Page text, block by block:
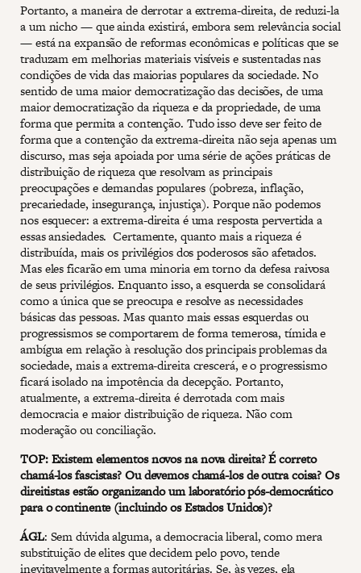
Portanto, a maneira de derrotar a extrema-direita, de reduzi-la
a um nicho — que ainda existirá, embora sem relevância social
— está na expansão de reformas econômicas e políticas que se
traduzam em melhorias materiais visíveis e sustentadas nas
condições de vida das maiorias populares da sociedade. No
sentido de uma maior democratização das decisões, de uma
maior democratização da riqueza e da propriedade, de uma
forma que permita a contenção. Tudo isso deve ser feito de
forma que a contenção da extrema-direita não seja apenas um
discurso, mas seja apoiada por uma série de ações práticas de
distribuição de riqueza que resolvam as principais
preocupações e demandas populares (pobreza, inflação,
precariedade, insegurança, injustiça). Porque não podemos
nos esquecer: a extrema-direita é uma resposta pervertida a
essas ansiedades. Certamente, quanto mais a riqueza é
distribuída, mais os privilégios dos poderosos são afetados.
Mas eles ficarão em uma minoria em torno da defesa raivosa
de seus privilégios. Enquanto isso, a esquerda se consolidará
como a única que se preocupa e resolve as necessidades
básicas das pessoas. Mas quanto mais essas esquerdas ou
progressismos se comportarem de forma temerosa, tímida e
ambígua em relação à resolução dos principais problemas da
sociedade, mais a extrema-direita crescerá, e o progressismo
ficará isolado na impotência da decepção. Portanto,
atualmente, a extrema-direita é derrotada com mais
democracia e maior distribuição de riqueza. Não com
moderação ou conciliação.
TOP: Existem elementos novos na nova direita? É correto
chamá-los fascistas? Ou devemos chamá-los de outra coisa? Os
direitistas estão organizando um laboratório pós-democrático
para o continente (incluindo os Estados Unidos)?
ÁGL: Sem dúvida alguma, a democracia liberal, como mera
substituição de elites que decidem pelo povo, tende
inevitavelmente a formas autoritárias. Se, às vezes, ela